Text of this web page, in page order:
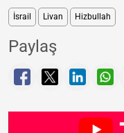
İsrail Livan Hizbullah
Paylaş